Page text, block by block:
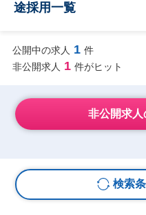
途採用一覧
公開中の求人 1 件
非公開求人 1 件がヒット
非公開求人
検索